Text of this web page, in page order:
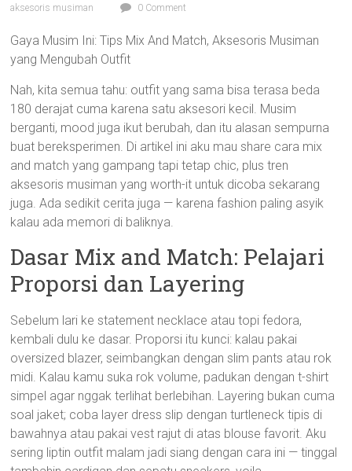
aksesoris musiman
0 Comment
Gaya Musim Ini: Tips Mix And Match, Aksesoris Musiman
yang Mengubah Outfit
Nah, kita semua tahu: outfit yang sama bisa terasa beda
180 derajat cuma karena satu aksesori kecil. Musim
berganti, mood juga ikut berubah, dan itu alasan sempurna
buat bereksperimen. Di artikel ini aku mau share cara mix
and match yang gampang tapi tetap chic, plus tren
aksesoris musiman yang worth-it untuk dicoba sekarang
juga. Ada sedikit cerita juga — karena fashion paling asyik
kalau ada memori di baliknya.
Dasar Mix and Match: Pelajari
Proporsi dan Layering
Sebelum lari ke statement necklace atau topi fedora,
kembali dulu ke dasar. Proporsi itu kunci: kalau pakai
oversized blazer, seimbangkan dengan slim pants atau rok
midi. Kalau kamu suka rok volume, padukan dengan t-shirt
simpel agar nggak terlihat berlebihan. Layering bukan cuma
soal jaket; coba layer dress slip dengan turtleneck tipis di
bawahnya atau pakai vest rajut di atas blouse favorit. Aku
sering liptin outfit malam jadi siang dengan cara ini — tinggal